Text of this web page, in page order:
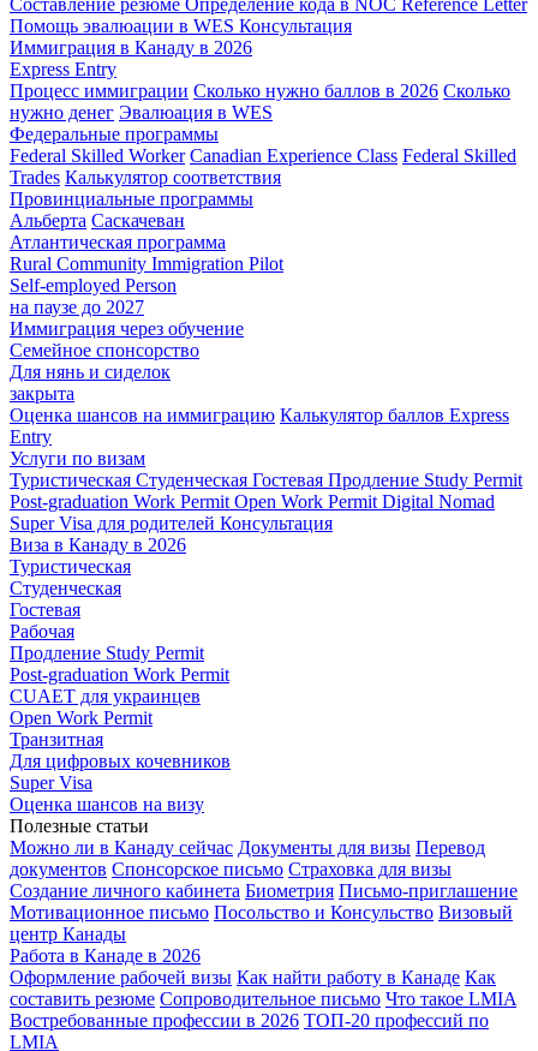
Помощь эвалюации в WES Консультация
Иммиграция в Канаду в 2026
Express Entry
Процесс иммиграции Сколько нужно баллов в 2026 Сколько
нужно денег Эвалюация в WES
Федеральные программы
Federal Skilled Worker Canadian Experience Class Federal Skilled
Trades Калькулятор соответствия
Провинциальные программы
Альберта Саскачеван
Атлантическая программа
Rural Community Immigration Pilot
Self-employed Person
на паузе до 2027
Иммиграция через обучение
Семейное спонсорство
Для нянь и сиделок
закрыта
Оценка шансов на иммиграцию Калькулятор баллов Express
Entry
Услуги по визам
Туристическая Студенческая Гостевая Продление Study Permit
Post-graduation Work Permit Open Work Permit Digital Nomad
Super Visa для родителей Консультация
Виза в Канаду в 2026
Туристическая
Студенческая
Гостевая
Рабочая
Продление Study Permit
Post-graduation Work Permit
CUAET для украинцев
Open Work Permit
Транзитная
Для цифровых кочевников
Super Visa
Оценка шансов на визу
Полезные статьи
Можно ли в Канаду сейчас Документы для визы Перевод
документов Спонсорское письмо Страховка для визы
Создание личного кабинета Биометрия Письмо-приглашение
Мотивационное письмо Посольство и Консульство Визовый
центр Канады
Работа в Канаде в 2026
Оформление рабочей визы Как найти работу в Канаде Как
составить резюме Сопроводительное письмо Что такое LMIA
Востребованные профессии в 2026 ТОП-20 профессий по
LMIA